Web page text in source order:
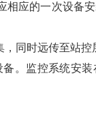
应的一次设备
同时远传至站控
。监控系统安